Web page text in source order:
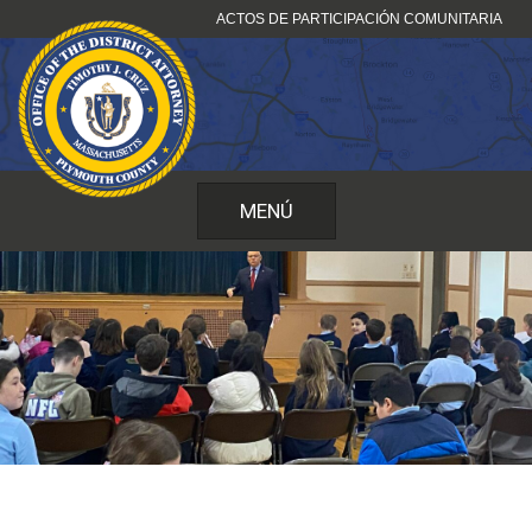
al
contenido
ACTOS DE PARTICIPACIÓN COMUNITARIA
MENÚ